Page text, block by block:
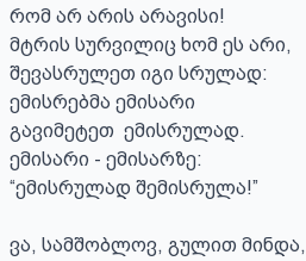
რომ არ არის არავისი!
მტრის სურვილიც ხომ ეს არი,
შევასრულეთ იგი სრულად:
ემისრებმა ემისარი
გავიმეტეთ  ემისრულად.
ემისარი - ემისარზე:
“ემისრულად შემისრულა!”
ვა, სამშობლოვ, გულით მინდა,